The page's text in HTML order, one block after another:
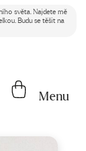
světa. Najdete mě
Budu se těšit na
Menu